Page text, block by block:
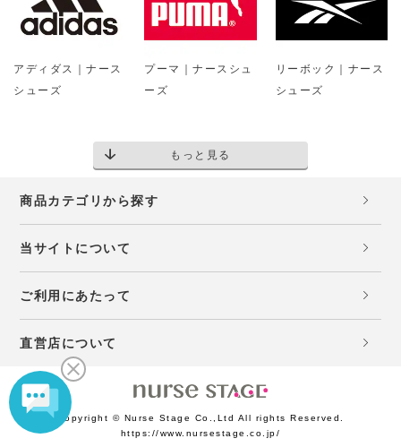
アディダス｜ナース
シューズ
プーマ｜ナースシュ
ーズ
リーボック｜ナース
シューズ
もっと見る
商品カテゴリから探す
当サイトについて
ご利用にあたって
直営店について
Copyright © Nurse Stage Co.,Ltd All rights Reserved.
https://www.nursestage.co.jp/